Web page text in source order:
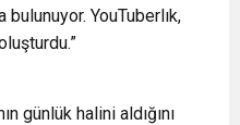
YouTuberlık,
günlük halini aldığını